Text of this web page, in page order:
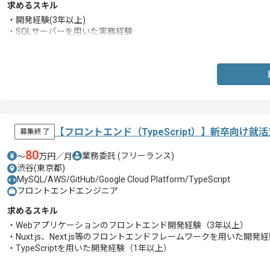
求めるスキル
・開発経験(3年以上)
・SQLサーバーを用いた実務経験
募集終了 【フロントエンド（TypeScript）】新卒向け就
〜80万円／月 業務委託 (フリーランス)
渋谷(東京都)
MySQL/AWS/GitHub/Google Cloud Platform/TypeScript
フロントエンドエンジニア
求めるスキル
・Webアプリケーションのフロントエンド開発経験（3年以上）
・Nuxt.js、Next.js等のフロントエンドフレームワークを用いた開発
・TypeScriptを用いた開発経験（1年以上）